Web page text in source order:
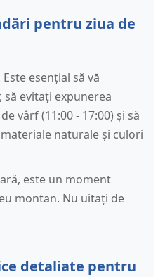
pentru ziua de
esențial să vă
evitați expunerea
vârf (11:00 - 17:00) și să
naturale și culori
este un moment
montan. Nu uitați de
detaliate pentru